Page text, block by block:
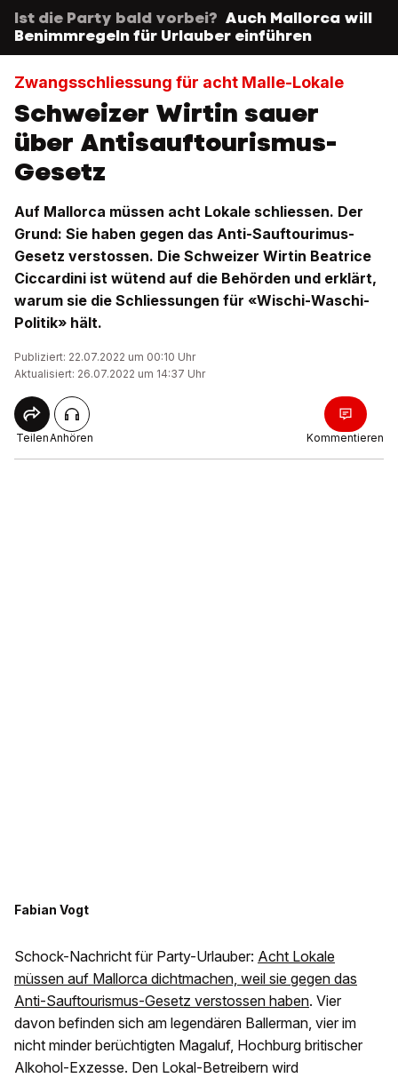
Ist die Party bald vorbei? Auch Mallorca will
Benimmregeln für Urlauber einführen
Zwangsschliessung für acht Malle-Lokale
Schweizer Wirtin sauer
über Antisauftourismus-
Gesetz
Auf Mallorca müssen acht Lokale schliessen. Der
Grund: Sie haben gegen das Anti-Sauftourimus-
Gesetz verstossen. Die Schweizer Wirtin Beatrice
Ciccardini ist wütend auf die Behörden und erklärt,
warum sie die Schliessungen für «Wischi-Waschi-
Politik» hält.
Publiziert: 22.07.2022 um 00:10 Uhr
Aktualisiert: 26.07.2022 um 14:37 Uhr
TeilenAnhören Kommentieren
Fabian Vogt
Schock-Nachricht für Party-Urlauber: Acht Lokale
müssen auf Mallorca dichtmachen, weil sie gegen das
Anti-Sauftourismus-Gesetz verstossen haben. Vier
davon befinden sich am legendären Ballerman, vier im
nicht minder berüchtigten Magaluf, Hochburg britischer
Alkohol-Exzesse. Den Lokal-Betreibern wird